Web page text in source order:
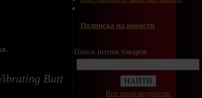
Butt
Подписка на новости
Поиск интим товаров
Все производители